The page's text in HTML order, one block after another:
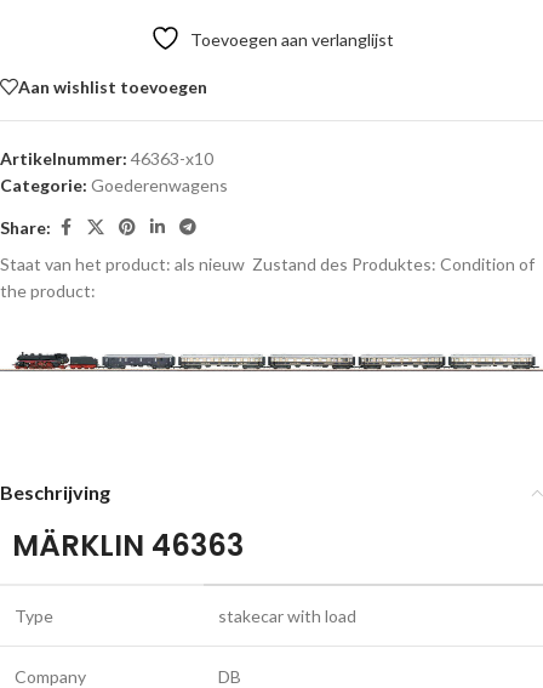
Toevoegen aan verlanglijst
Aan wishlist toevoegen
Artikelnummer: 46363-x10
Categorie: Goederenwagens
Share:
Staat van het product: als nieuw Zustand des Produktes: Condition of
the product:
Beschrijving
MÄRKLIN 46363
Type stakecar with load
Company DB